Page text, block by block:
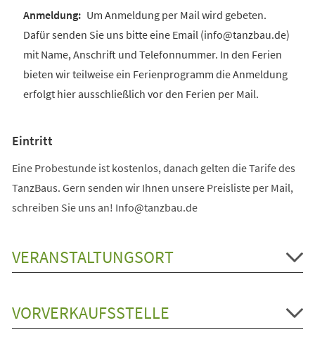
Um Anmeldung per Mail wird gebeten.
Dafür senden Sie uns bitte eine Email (info@tanzbau.de)
mit Name, Anschrift und Telefonnummer. In den Ferien
bieten wir teilweise ein Ferienprogramm die Anmeldung
erfolgt hier ausschließlich vor den Ferien per Mail.
Eintritt
Eine Probestunde ist kostenlos, danach gelten die Tarife des
TanzBaus. Gern senden wir Ihnen unsere Preisliste per Mail,
schreiben Sie uns an! Info@tanzbau.de
VERANSTALTUNGSORT
VORVERKAUFSSTELLE